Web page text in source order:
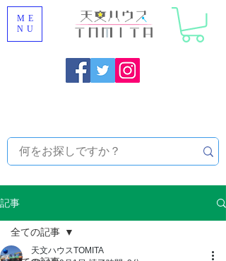
ME
NU
記事
全ての記事
天文ハウスTOMITA